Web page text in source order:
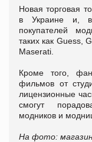
Новая торговая
в Украине и,
покупателей
таких как Guess,
Maserati.
Кроме того,
фильмов от
лицензионные
смогут
модников и
На фото: